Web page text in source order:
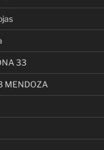
33
MENDOZA